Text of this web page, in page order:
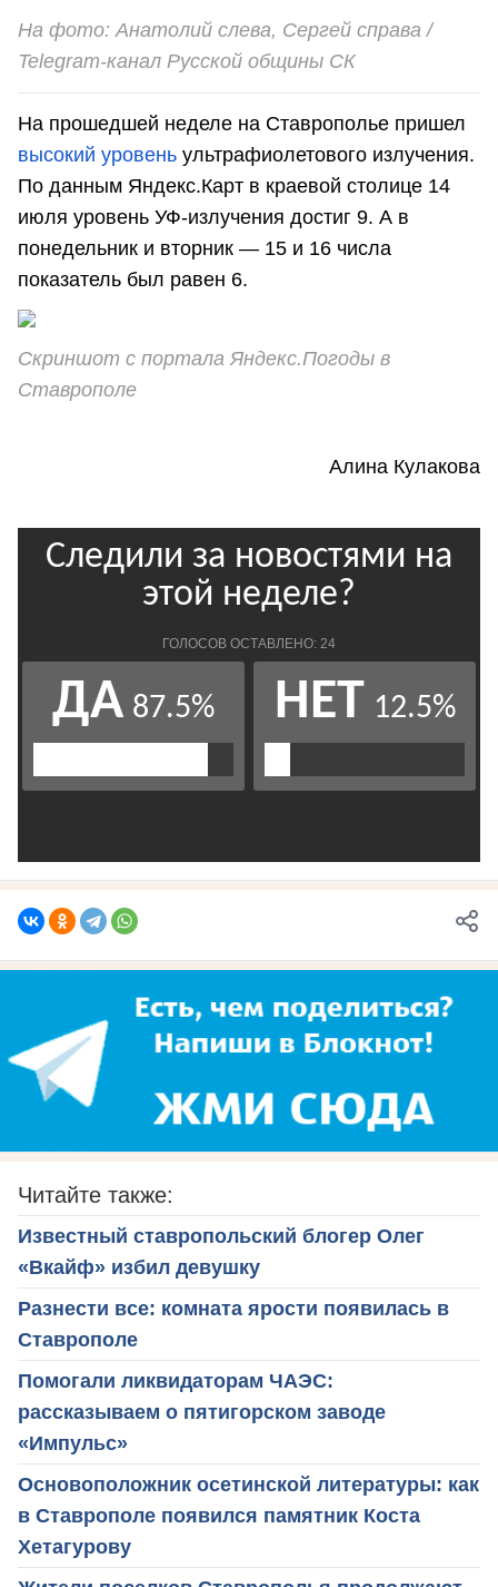
На фото: Анатолий слева, Сергей справа /
Telegram-канал Русской общины СК
На прошедшей неделе на Ставрополье пришел
высокий уровень ультрафиолетового излучения.
По данным Яндекс.Карт в краевой столице 14
июля уровень УФ-излучения достиг 9. А в
понедельник и вторник — 15 и 16 числа
показатель был равен 6.
Скриншот с портала Яндекс.Погоды в
Ставрополе
Алина Кулакова
Читайте также:
Известный ставропольский блогер Олег
«Вкайф» избил девушку
Разнести все: комната ярости появилась в
Ставрополе
Помогали ликвидаторам ЧАЭС:
рассказываем о пятигорском заводе
«Импульс»
Основоположник осетинской литературы: как
в Ставрополе появился памятник Коста
Хетагурову